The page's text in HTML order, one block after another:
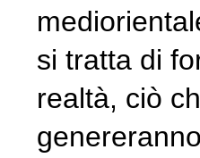
si tratta di
realtà, ciò